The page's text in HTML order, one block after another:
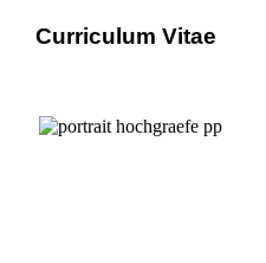
Curriculum Vitae